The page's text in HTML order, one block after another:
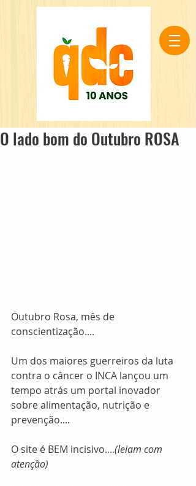
O lado bom do Outubro ROSA
Outubro Rosa, mês de
conscientização....
Um dos maiores guerreiros da luta
contra o câncer o INCA lançou um
tempo atrás um portal inovador
sobre alimentação, nutrição e
prevenção....
O site é BEM incisivo....(leiam com
atenção)